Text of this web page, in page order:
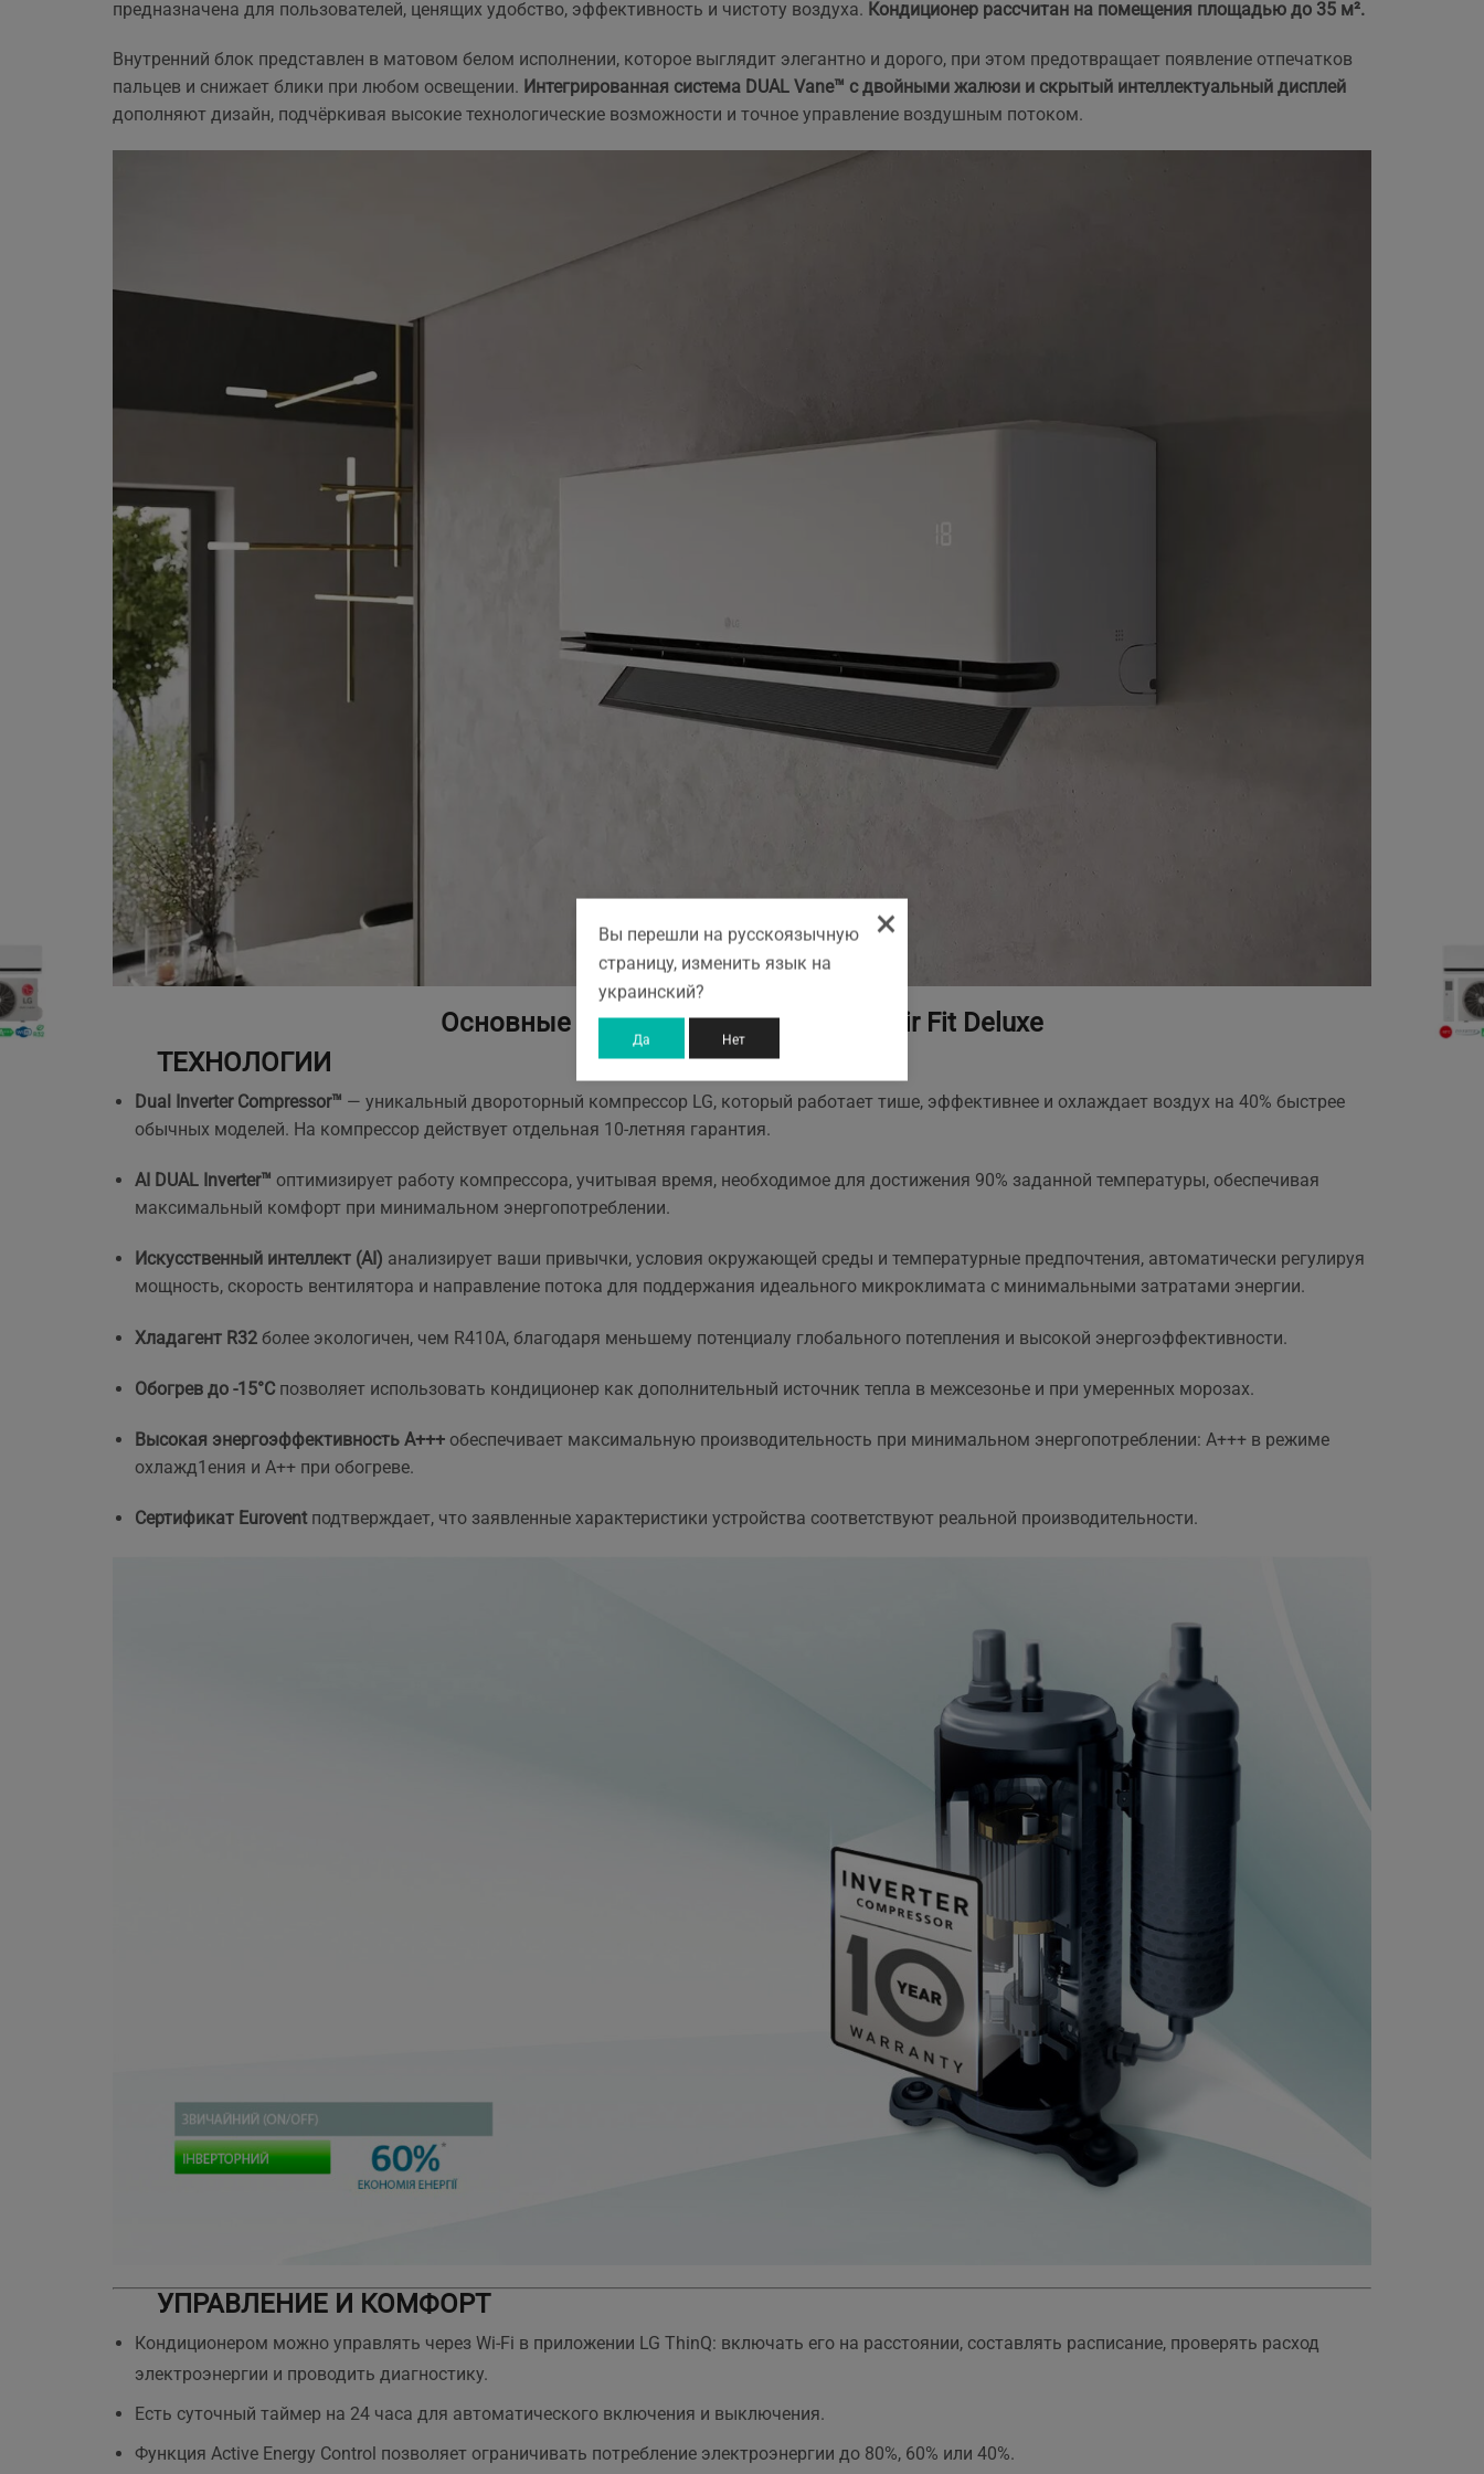
ще та рекомендувати!
вийшла знову ж така сама,
магазинах. Тому перевага
тільки оперативність, і
можливість розрахунку на
місті за фактично товар і
встановлення.
предназначена для пользователей, ценящих удобство, эффективность и чистоту воздуха. Кондиционер рассчитан на помещения площадью до 35 м².
Внутренний блок представлен в матовом белом исполнении, которое выглядит элегантно и дорого, при этом предотвращает появление отпечатков
пальцев и снижает блики при любом освещении. Интегрированная система DUAL Vane™ с двойными жалюзи и скрытый интеллектуальный дисплей
дополняют дизайн, подчёркивая высокие технологические возможности и точное управление воздушным потоком.
Основные особенности LG H12S1D Air Fit Deluxe
ТЕХНОЛОГИИ
Dual Inverter Compressor™ — уникальный двороторный компрессор LG, который работает тише, эффективнее и охлаждает воздух на 40% быстрее
обычных моделей. На компрессор действует отдельная 10-летняя гарантия.
AI DUAL Inverter™ оптимизирует работу компрессора, учитывая время, необходимое для достижения 90% заданной температуры, обеспечивая
максимальный комфорт при минимальном энергопотреблении.
Искусственный интеллект (AI) анализирует ваши привычки, условия окружающей среды и температурные предпочтения, автоматически регулируя
мощность, скорость вентилятора и направление потока для поддержания идеального микроклимата с минимальными затратами энергии.
Хладагент R32 более экологичен, чем R410A, благодаря меньшему потенциалу глобального потепления и высокой энергоэффективности.
Обогрев до -15°Cпозволяет использовать кондиционер как дополнительный источник тепла в межсезонье и при умеренных морозах.
Высокая энергоэффективность A+++ обеспечивает максимальную производительность при минимальном энергопотреблении: A+++ в режиме
охлажд1ения и A++ при обогреве.
Сертификат Euroventподтверждает, что заявленные характеристики устройства соответствуют реальной производительности.
УПРАВЛЕНИЕ И КОМФОРТ
Кондиционером можно управлять через Wi-Fi в приложении LG ThinQ: включать его на расстоянии, составлять расписание, проверять расход
электроэнергии и проводить диагностику.
Есть суточный таймер на 24 часа для автоматического включения и выключения.
Функция Active Energy Control позволяет ограничивать потребление электроэнергии до 80%, 60% или 40%.
×
Вы перешли на русскоязычную
страницу, изменить язык на
украинский?
Да Нет